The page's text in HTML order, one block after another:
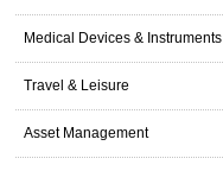
Medical Devices & Instruments
Travel & Leisure
Asset Management